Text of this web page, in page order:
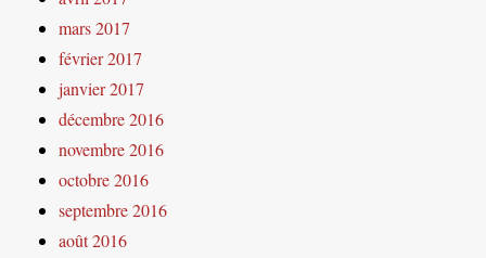
mars 2017
février 2017
janvier 2017
décembre 2016
novembre 2016
octobre 2016
septembre 2016
août 2016